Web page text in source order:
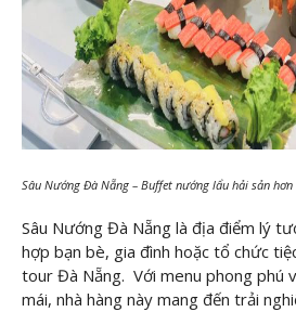
Sâu Nướng Đà Nẵng – Buffet nướng lẩu hải sản
Sâu Nướng Đà Nẵng là địa điểm lý
hợp bạn bè, gia đình hoặc tổ chức
tour Đà Nẵng. Với menu phong phú
mái, nhà hàng này mang đến trải